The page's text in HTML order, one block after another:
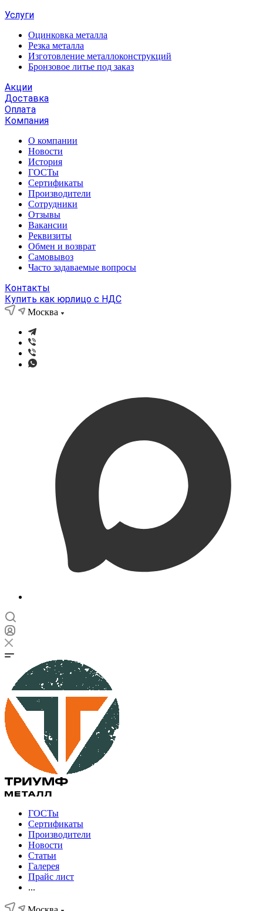
Услуги
Оцинковка металла
Резка металла
Изготовление металлоконструкций
Бронзовое литье под заказ
Акции
Доставка
Оплата
Компания
О компании
Новости
История
ГОСТы
Сертификаты
Производители
Сотрудники
Отзывы
Вакансии
Реквизиты
Обмен и возврат
Самовывоз
Часто задаваемые вопросы
Контакты
Купить как юрлицо с НДС
Москва
ГОСТы
Сертификаты
Производители
Новости
Статьи
Галерея
Прайс лист
...